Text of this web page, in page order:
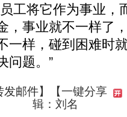
工将它作为事业，
，事业就不一样了
一样，碰到困难时
问题。”
发邮件】
【一键分享
辑：刘名